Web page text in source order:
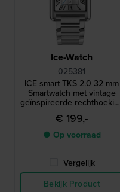
Ice-Watch
025381
ICE smart TKS 2.0 32 mm
Smartwatch met vintage
geïnspireerde rechthoekige
kast en 1,41" Amoled
touchscreen
€ 199,-
● Op voorraad
Vergelijk
Bekijk Product